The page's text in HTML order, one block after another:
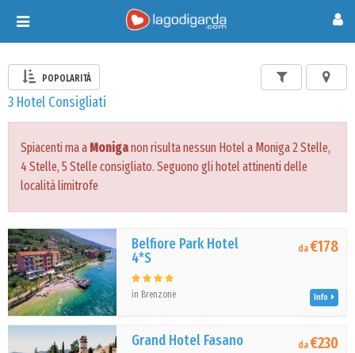
Toggle
navigation
POPOLARITÀ
3 Hotel Consigliati
Spiacenti ma a Moniganon risulta nessun Hotel a Moniga 2 Stelle,
4 Stelle, 5 Stelle consigliato. Seguono gli hotel attinenti delle
località limitrofe
Belfiore Park Hotel
4*S
in Brenzone
da€178
Info
Grand Hotel Fasano da€230